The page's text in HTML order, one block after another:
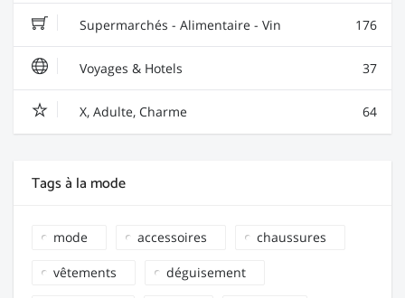
Supermarchés - Alimentaire - Vin 176
Voyages & Hotels 37
X, Adulte, Charme 64
Tags à la mode
mode accessoires chaussures
vêtements déguisement